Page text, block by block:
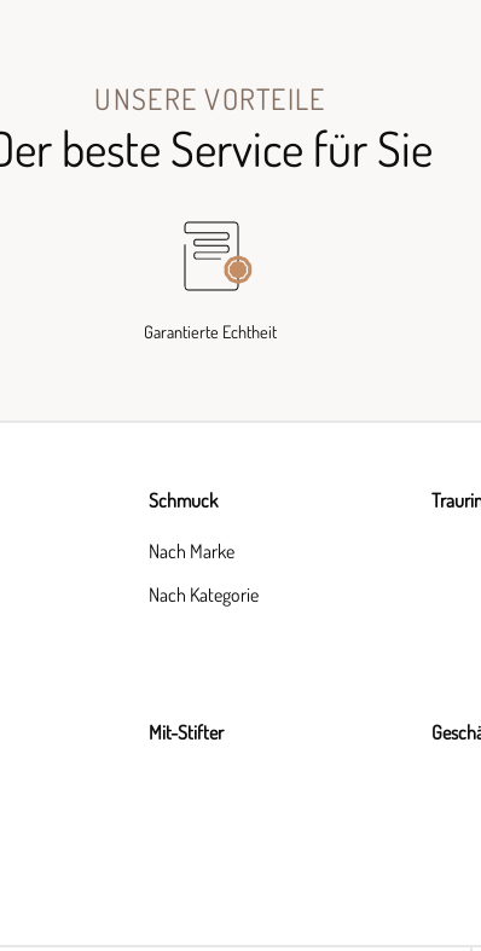
UNSERE VORTEILE
beste Service für Sie
Garantierte Echtheit
Schmuck
Nach Marke
Nach Kategorie
Mit-Stifter